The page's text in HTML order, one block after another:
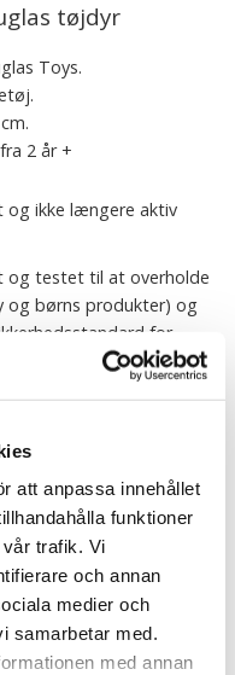
att anpassa innehållet
funktioner
trafik. Vi
och annan
medier och
samarbetar med.
med annan
tøjdyr
Toys.
2 år +
ikke længere aktiv
og testet til at overholde
og børns produkter) og
for